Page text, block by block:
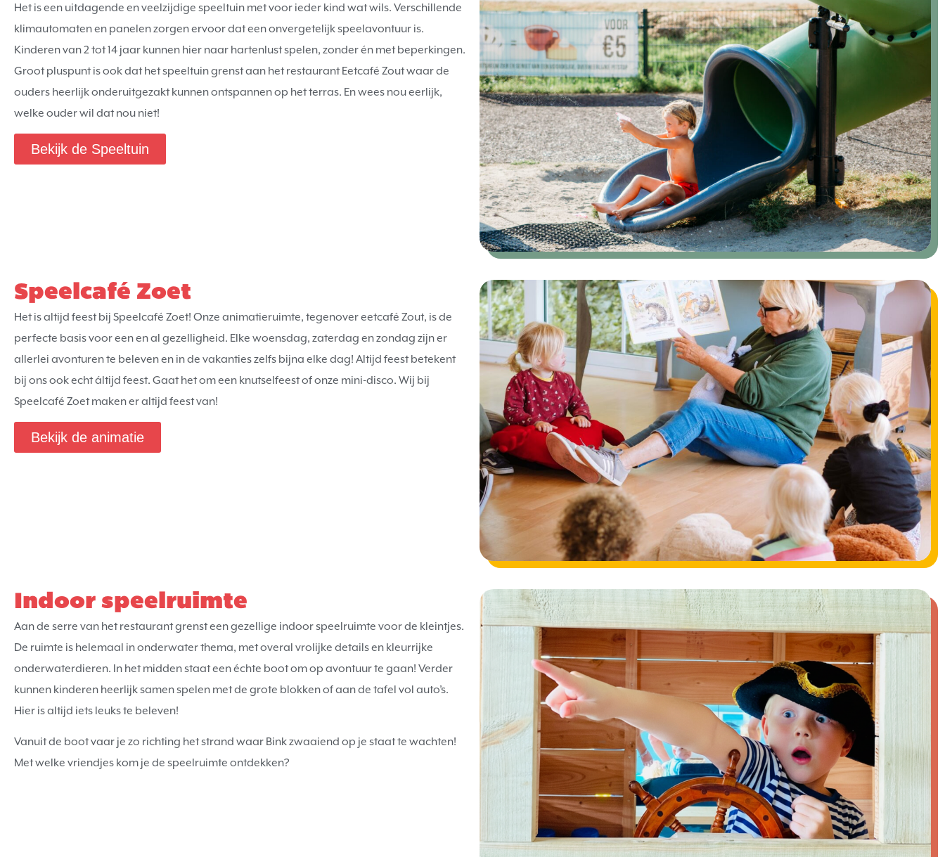
Het is een uitdagende en veelzijdige speeltuin met voor ieder kind wat wils. Verschillende
klimautomaten en panelen zorgen ervoor dat een onvergetelijk speelavontuur is.
Kinderen van 2 tot 14 jaar kunnen hier naar hartenlust spelen, zonder én met beperkingen.
Groot pluspunt is ook dat het speeltuin grenst aan het restaurant Eetcafé Zout waar de
ouders heerlijk onderuitgezakt kunnen ontspannen op het terras. En wees nou eerlijk,
welke ouder wil dat nou niet!
Bekijk de Speeltuin
Speelcafé Zoet
Het is altijd feest bij Speelcafé Zoet! Onze animatieruimte, tegenover eetcafé Zout, is de
perfecte basis voor een en al gezelligheid. Elke woensdag, zaterdag en zondag zijn er
allerlei avonturen te beleven en in de vakanties zelfs bijna elke dag! Altijd feest betekent
bij ons ook echt áltijd feest. Gaat het om een knutselfeest of onze mini-disco. Wij bij
Speelcafé Zoet maken er altijd feest van!
Bekijk de animatie
Indoor speelruimte
Aan de serre van het restaurant grenst een gezellige indoor speelruimte voor de kleintjes.
De ruimte is helemaal in onderwater thema, met overal vrolijke details en kleurrijke
onderwaterdieren. In het midden staat een échte boot om op avontuur te gaan! Verder
kunnen kinderen heerlijk samen spelen met de grote blokken of aan de tafel vol auto’s.
Hier is altijd iets leuks te beleven!
Vanuit de boot vaar je zo richting het strand waar Bink zwaaiend op je staat te wachten!
Met welke vriendjes kom je de speelruimte ontdekken?